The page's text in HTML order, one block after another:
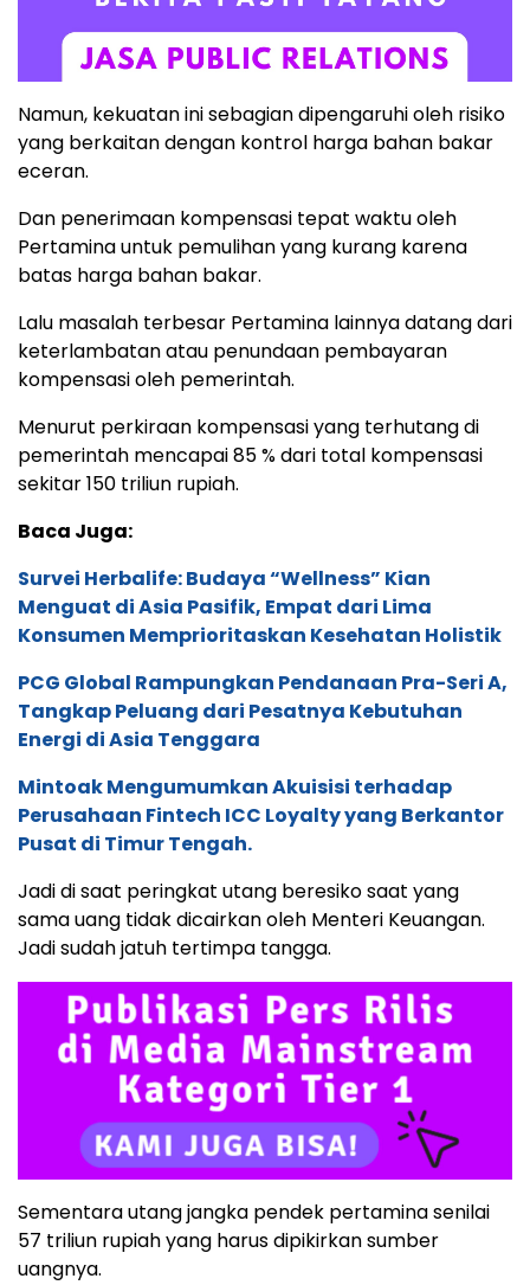
Namun, kekuatan ini sebagian dipengaruhi oleh risiko
yang berkaitan dengan kontrol harga bahan bakar
eceran.
Dan penerimaan kompensasi tepat waktu oleh
Pertamina untuk pemulihan yang kurang karena
batas harga bahan bakar.
Lalu masalah terbesar Pertamina lainnya datang dari
keterlambatan atau penundaan pembayaran
kompensasi oleh pemerintah.
Menurut perkiraan kompensasi yang terhutang di
pemerintah mencapai 85 % dari total kompensasi
sekitar 150 triliun rupiah.
Baca Juga:
Survei Herbalife: Budaya “Wellness” Kian
Menguat di Asia Pasifik, Empat dari Lima
Konsumen Memprioritaskan Kesehatan Holistik
PCG Global Rampungkan Pendanaan Pra-Seri A,
Tangkap Peluang dari Pesatnya Kebutuhan
Energi di Asia Tenggara
Mintoak Mengumumkan Akuisisi terhadap
Perusahaan Fintech ICC Loyalty yang Berkantor
Pusat di Timur Tengah.
Jadi di saat peringkat utang beresiko saat yang
sama uang tidak dicairkan oleh Menteri Keuangan.
Jadi sudah jatuh tertimpa tangga.
Sementara utang jangka pendek pertamina senilai
57 triliun rupiah yang harus dipikirkan sumber
uangnya.